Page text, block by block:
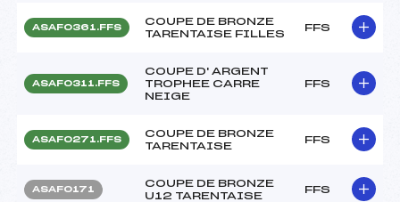
ASAF0361.FFS
COUPE DE BRONZE
TARENTAISE FILLES
FFS
ASAF0311.FFS
COUPE D' ARGENT
TROPHEE CARRE
NEIGE
FFS
ASAF0271.FFS
COUPE DE BRONZE
TARENTAISE
FFS
ASAF0171
COUPE DE BRONZE
U12 TARENTAISE
FFS